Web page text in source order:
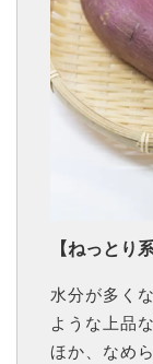
【ねっとり
水分が多く
ような上品
ほか、なめ